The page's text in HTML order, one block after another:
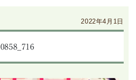
2022年4月1日